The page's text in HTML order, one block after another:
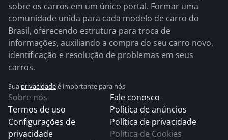
sobre os carros em um único portal. Formar uma
comunidade unida para cada modelo de carro do
Brasil, oferecendo estrutura para troca de
informações, auxiliando a compra do seu carro novo,
identificação e resolução de problemas em seus
carros.
Sua privacidadeé importante para nós
Sobre nós
Termos de uso
Configurações de
privacidade
Fale conosco
Política de anúncios
Política de privacidade
Politica de Cookies